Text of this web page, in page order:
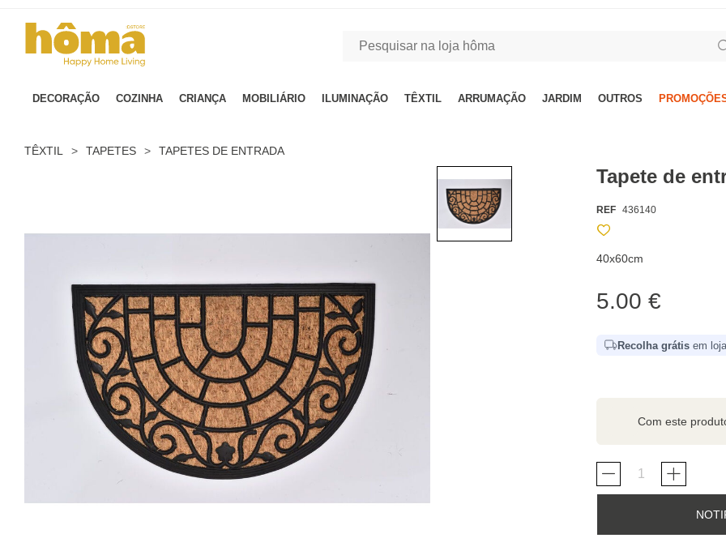
DECORAÇÃO COZINHA CRIANÇA MOBILIÁRIO ILUMINAÇÃO TÊXTIL ARRUMAÇÃO JARDIM OUTROS
TÊXTIL > TAPETES > TAPETES DE ENTRADA
Tapete de
REF 436140
40x60cm
5.00 €
Recolha grátis em
Com este